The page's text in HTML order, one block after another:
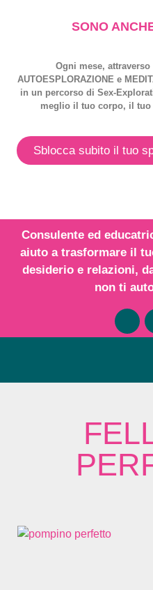
SONO
Ogni mese, attraverso
AUTOESPLORAZIONE e
in un percorso di Sex-
meglio il tuo corpo, il tuo
Sblocca subito il tuo
Consulente ed
aiuto a trasformare il
desiderio e relazioni,
non ti